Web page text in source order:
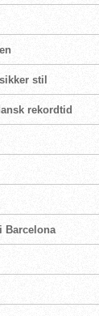
stil
rekordtid
Barcelona